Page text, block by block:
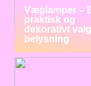
Væglamper –
praktisk og
dekorativt valg
belysning